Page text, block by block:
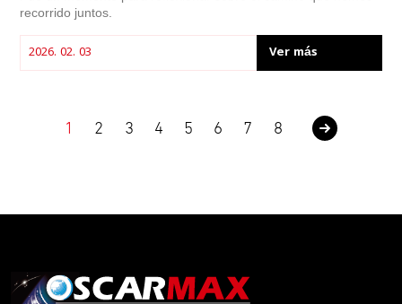
recorrido juntos.
2026. 02. 03 Ver más
1 2 3 4 5 6 7 8